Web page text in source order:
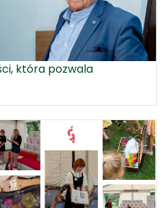
która pozwala